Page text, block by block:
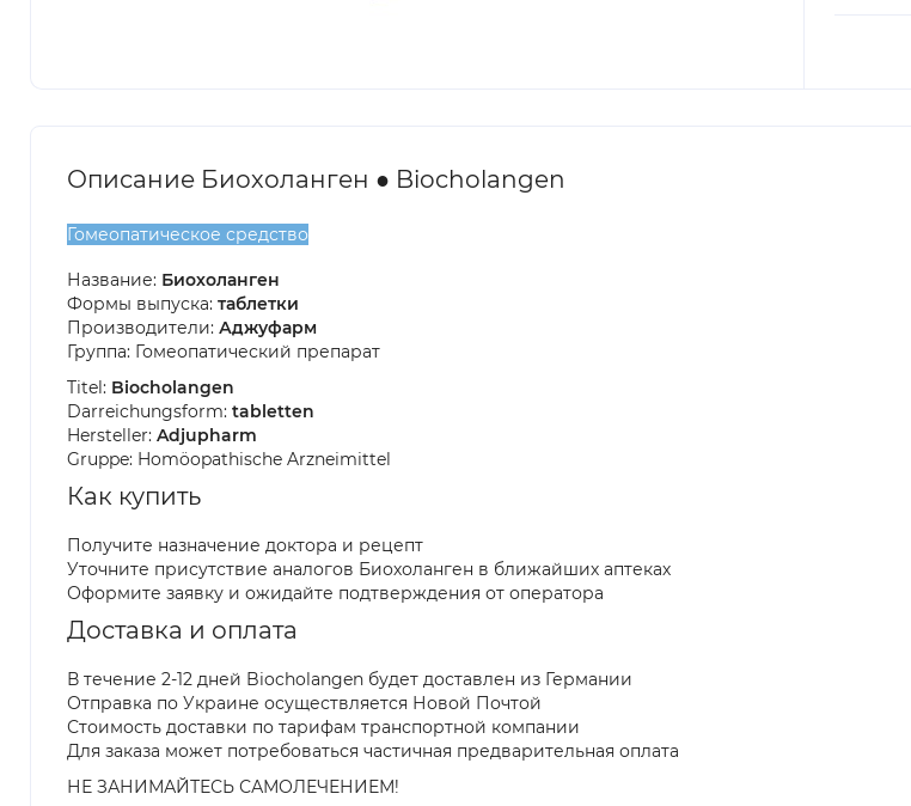
Описание Биохоланген ● Biocholangen
Гомеопатическое средство
Название: Биохоланген
Формы выпуска: таблетки
Производители: Аджуфарм
Группа: Гомеопатический препарат
Titel: Biocholangen
Darreichungsform: tabletten
Hersteller: Adjupharm
Gruppe: Homöopathische Arzneimittel
Как купить
Получите назначение доктора и рецепт
Уточните присутствие аналогов Биохоланген в ближайших аптеках
Оформите заявку и ожидайте подтверждения от оператора
Доставка и оплата
В течение 2-12 дней Biocholangen будет доставлен из Германии
Отправка по Украине осуществляется Новой Почтой
Стоимость доставки по тарифам транспортной компании
Для заказа может потребоваться частичная предварительная оплата
НЕ ЗАНИМАЙТЕСЬ САМОЛЕЧЕНИЕМ!